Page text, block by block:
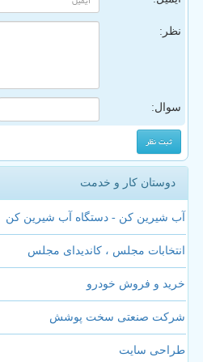
نظر:
سوال:
دوستان کار و خدمت
آب شیرین کن - دستگاه آب شیرین کن
انتخابات مجلس ، کاندیدای مجلس
خرید و فروش خودرو
شرکت صنعتی سخت پوشش
طراحی سایت